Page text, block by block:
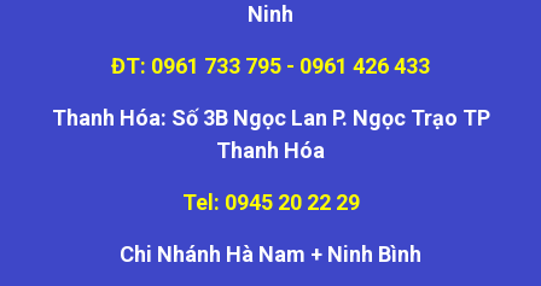
Ninh
ĐT: 0961 733 795 - 0961 426 433
Thanh Hóa: Số 3B Ngọc Lan P. Ngọc Trạo TP
Thanh Hóa
Tel: 0945 20 22 29
Chi Nhánh Hà Nam + Ninh Bình